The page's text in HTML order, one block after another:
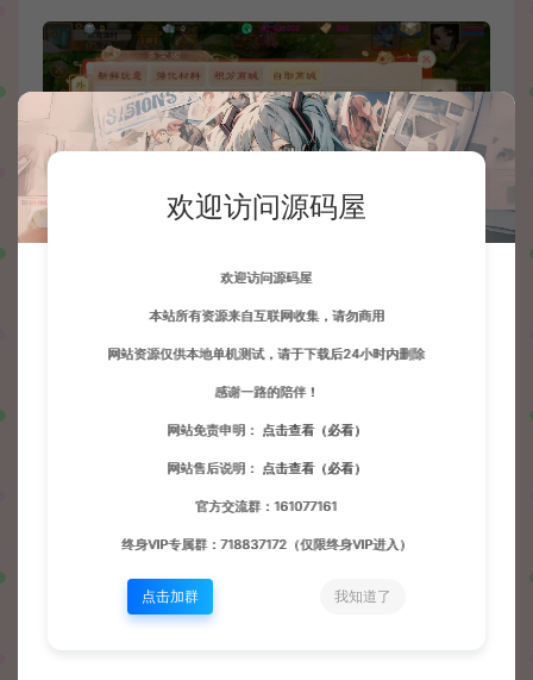
欢迎访问源码屋
欢迎访问源码屋
本站所有资源来自互联网收集，请勿商用
网站资源仅供本地单机测试，请于下载后24小时内删除
感谢一路的陪伴！
网站免责申明： 点击查看（必看）
网站售后说明： 点击查看（必看）
官方交流群：161077161
终身VIP专属群：718837172（仅限终身VIP进入）
点击加群 我知道了